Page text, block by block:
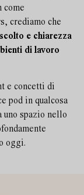
come
crediamo che
e chiarezza
di lavoro
e concetti di
pod in qualcosa
uno spazio nello
oggi.